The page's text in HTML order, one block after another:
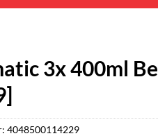
3x 400ml
4048500114229